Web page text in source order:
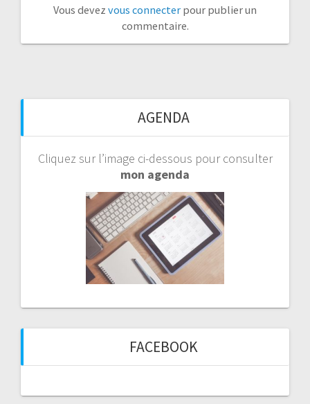
Vous devez vous connecter pour publier un
commentaire.
AGENDA
Cliquez sur l’image ci-dessous pour consulter
mon agenda
FACEBOOK